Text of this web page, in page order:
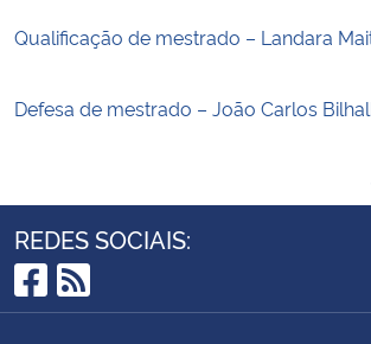
Qualificação de mestrado – Landara
Defesa de mestrado – João Carlos
REDES SOCIAIS:
Facebook
RSS